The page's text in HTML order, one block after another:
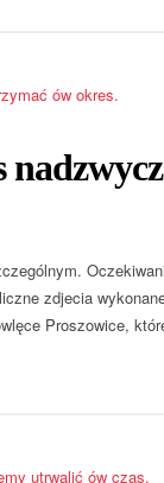
zdjecia
Proszowice,